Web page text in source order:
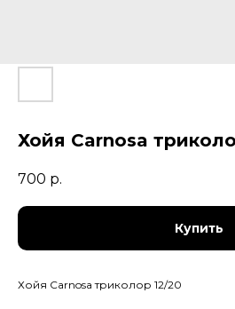
Хойя Carnosa
700 р.
Купить
Хойя Carnosa триколор 12/20